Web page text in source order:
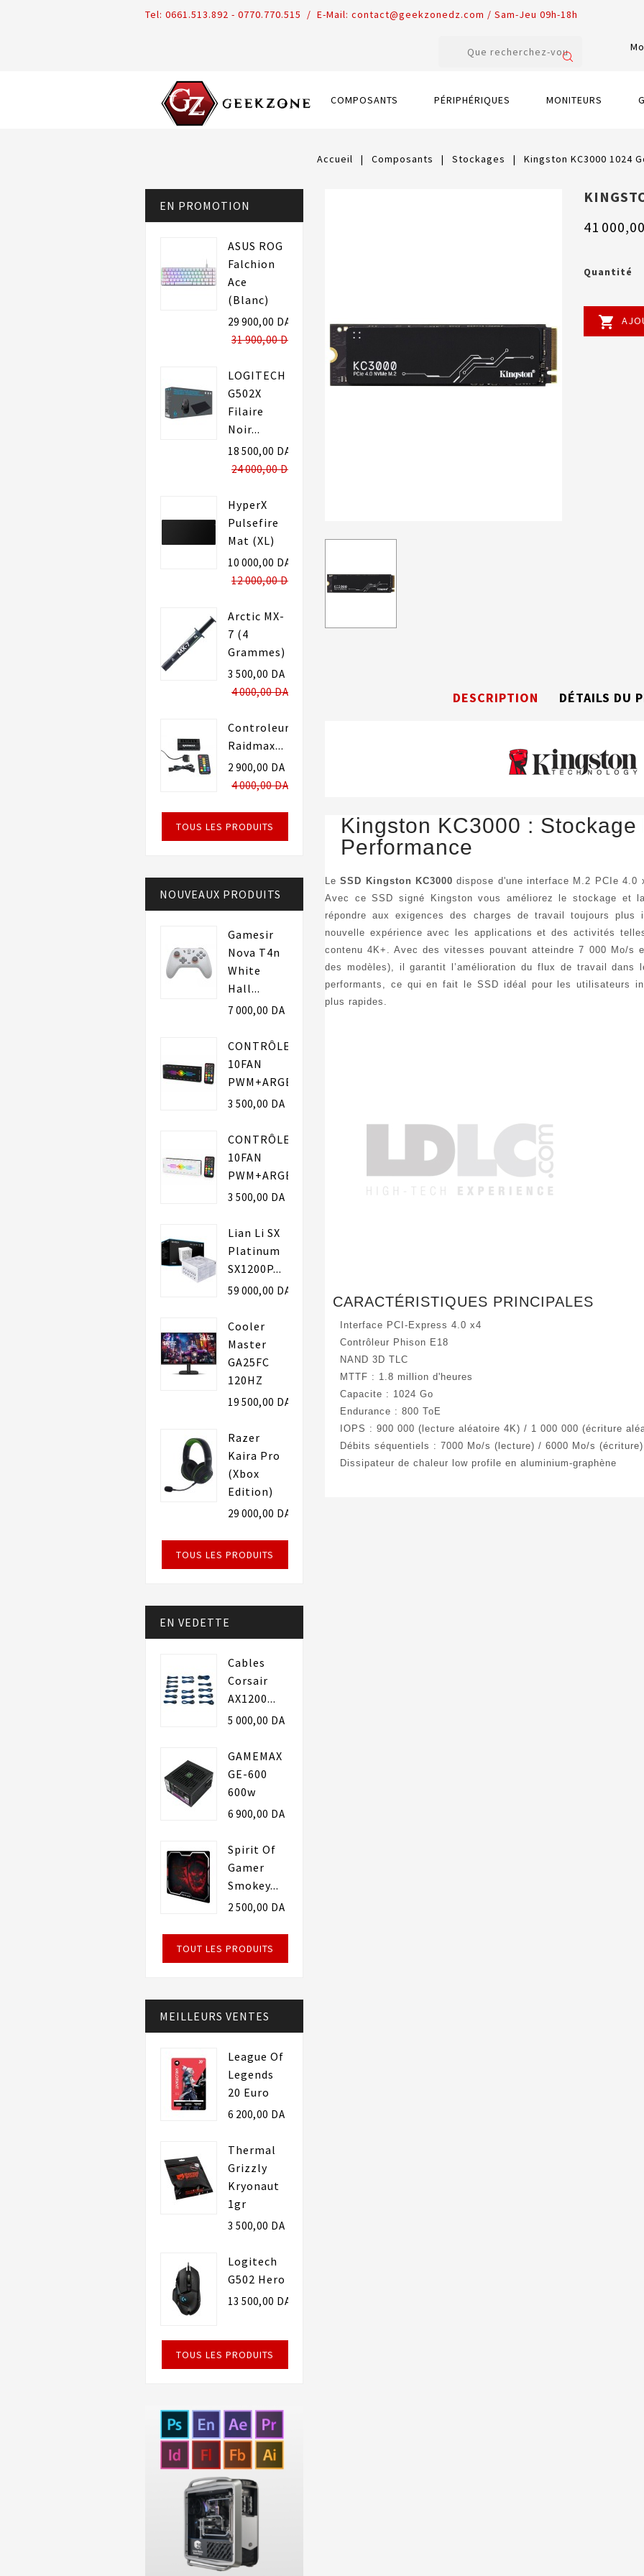
Tel: 0661.513.892 - 0770.770.515 / E-Mail: contact@geekzonedz.com / Sam-Jeu 09h-18h
COMPOSANTS PÉRIPHÉRIQUES MONITEURS
Accueil Composants Stockages Kingston KC3000 1024
EN PROMOTION
ASUS ROG
Falchion
Ace
(Blanc)
29 900,00 DA
31 900,00 DA
LOGITECH
G502X
Filaire
Noir...
18 500,00 DA
24 000,00 DA
HyperX
Pulsefire
Mat (XL)
10 000,00 DA
12 000,00 DA
Arctic MX-
7 (4
Grammes)
3 500,00 DA
4 000,00 DA
Controleur
Raidmax...
2 900,00 DA
4 000,00 DA
TOUS LES PRODUITS
NOUVEAUX PRODUITS
Gamesir
Nova T4n
White
Hall...
7 000,00 DA
CONTRÔLEUR
10FAN
PWM+ARGB...
3 500,00 DA
CONTRÔLEUR
10FAN
PWM+ARGB...
3 500,00 DA
Lian Li SX
Platinum
SX1200P...
59 000,00 DA
Cooler
Master
GA25FC
120HZ
19 500,00 DA
Razer
Kaira Pro
(Xbox
Edition)
29 000,00 DA
TOUS LES PRODUITS
EN VEDETTE
Cables
Corsair
AX1200...
5 000,00 DA
GAMEMAX
GE-600
600w
6 900,00 DA
Spirit Of
Gamer
Smokey...
2 500,00 DA
TOUT LES PRODUITS
MEILLEURS VENTES
League Of
Legends
20 Euro
6 200,00 DA
Thermal
Grizzly
Kryonaut
1gr
3 500,00 DA
Logitech
G502 Hero
13 500,00 DA
TOUS LES PRODUITS
41
Quantité

DESCRIPTION DÉTAILS DU
Kingston KC3000 :
Performance
LeSSD Kingston KC3000 dispose d'une interface M.2 PCIe 4.0
Avec ce SSD signé Kingston vous améliorez le stockage et
répondre aux exigences des charges de travail toujours plus
nouvelle expérience avec les applications et des activités
contenu 4K+. Avec des vitesses pouvant atteindre 7 000 Mo/s
des modèles), il garantit l’amélioration du flux de travail dans
performants, ce qui en fait le SSD idéal pour les utilisateurs
plus rapides.
CARACTÉRISTIQUES PRINCIPALES
Interface PCI-Express 4.0 x4
Contrôleur Phison E18
NAND 3D TLC
MTTF : 1.8 million d'heures
Capacite : 1024 Go
Endurance : 800 ToE
IOPS : 900 000 (lecture aléatoire 4K) / 1 000 000 (écriture
Débits séquentiels : 7000 Mo/s (lecture) / 6000 Mo/s (écriture)
Dissipateur de chaleur low profile en aluminium-graphène